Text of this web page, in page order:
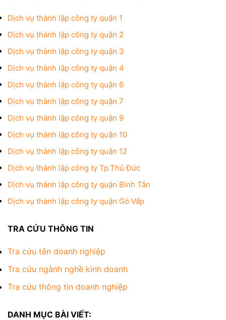
Dịch vụ thành lập công ty quận 1
Dịch vụ thành lập công ty quận 2
Dịch vụ thành lập công ty quận 3
Dịch vụ thành lập công ty quận 4
Dịch vụ thành lập công ty quận 6
Dịch vụ thành lập công ty quận 7
Dịch vụ thành lập công ty quận 9
Dịch vụ thành lập công ty quận 10
Dịch vụ thành lập công ty quận 12
Dịch vụ thành lập công ty Tp.Thủ Đức
Dịch vụ thành lập công ty quận Bình Tân
Dịch vụ thành lập công ty quận Gò Vấp
TRA CỨU THÔNG TIN
Tra cứu tên doanh nghiệp
Tra cứu ngành nghề kinh doanh
Tra cứu thông tin doanh nghiệp
DANH MỤC BÀI VIẾT: